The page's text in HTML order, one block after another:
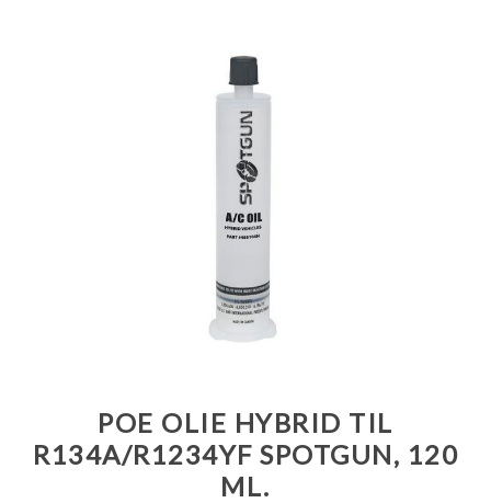
POE OLIE HYBRID TIL
R134A/R1234YF SPOTGUN, 120
ML.